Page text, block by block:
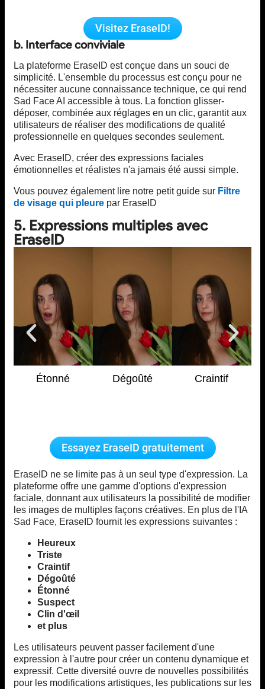
Visitez EraseID!
b. Interface conviviale
La plateforme EraseID est conçue dans un souci de
simplicité. L'ensemble du processus est conçu pour ne
nécessiter aucune connaissance technique, ce qui rend
Sad Face AI accessible à tous. La fonction glisser-
déposer, combinée aux réglages en un clic, garantit aux
utilisateurs de réaliser des modifications de qualité
professionnelle en quelques secondes seulement.
Avec EraseID, créer des expressions faciales
émotionnelles et réalistes n'a jamais été aussi simple.
Vous pouvez également lire notre petit guide sur Filtre
de visage qui pleure par EraseID
5. Expressions multiples avec
EraseID
Étonné Dégoûté Craintif
Essayez EraseID gratuitement
EraseID ne se limite pas à un seul type d'expression. La
plateforme offre une gamme d'options d'expression
faciale, donnant aux utilisateurs la possibilité de modifier
les images de multiples façons créatives. En plus de l'IA
Sad Face, EraseID fournit les expressions suivantes :
Heureux
Triste
Craintif
Dégoûté
Étonné
Suspect
Clin d'œil
et plus
Les utilisateurs peuvent passer facilement d'une
expression à l'autre pour créer un contenu dynamique et
expressif. Cette diversité ouvre de nouvelles possibilités
pour les modifications artistiques, les publications sur les